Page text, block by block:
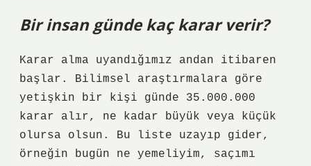
Bir insan günde kaç karar verir?
Karar alma uyandığımız andan itibaren
başlar. Bilimsel araştırmalara göre
yetişkin bir kişi günde 35.000.000
karar alır, ne kadar büyük veya küçük
olursa olsun. Bu liste uzayıp gider,
örneğin bugün ne yemeliyim, saçımı